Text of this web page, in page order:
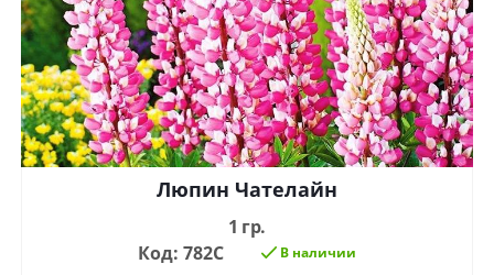
Люпин Чателайн
1 гр.
Код: 782С
В наличии